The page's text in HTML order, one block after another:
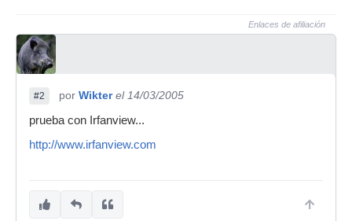
Enlaces de afiliación
#2 por Wikter el 14/03/2005
prueba con Irfanview...
http://www.irfanview.com